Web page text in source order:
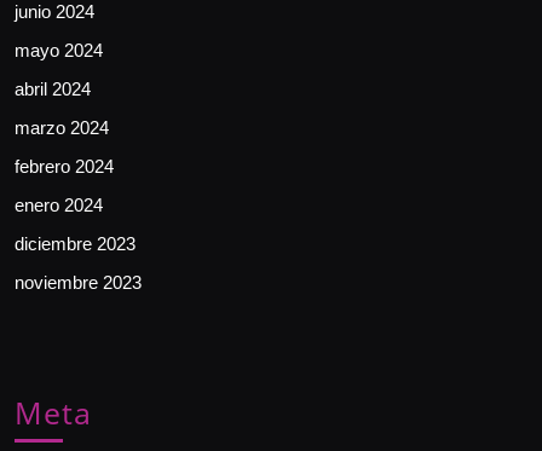
junio 2024
mayo 2024
abril 2024
marzo 2024
febrero 2024
enero 2024
diciembre 2023
noviembre 2023
Meta